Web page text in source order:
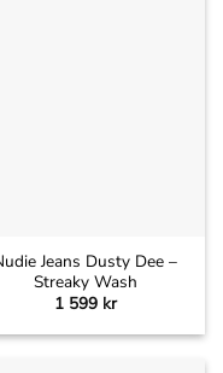
Jeans Dusty Dee –
Streaky Wash
1 599 kr